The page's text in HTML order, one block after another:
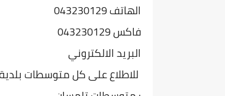
الهاتف 043230129
فاكس 043230129
البريد الالكتروني
للاطلاع على كل متوسطات بلدية